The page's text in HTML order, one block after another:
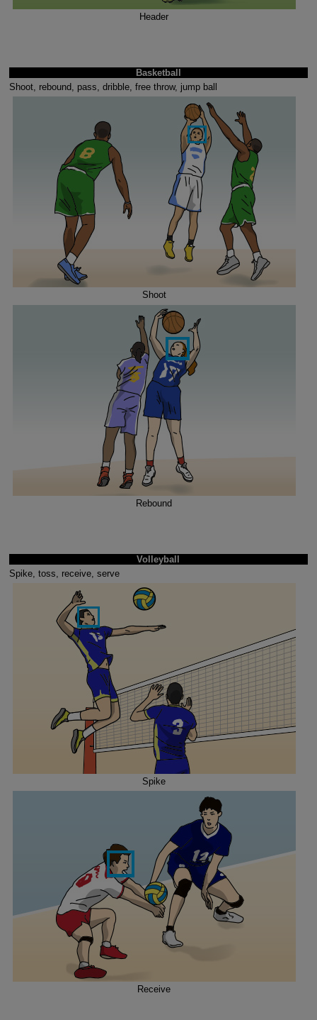
Header
Basketball
Shoot, rebound, pass, dribble, free throw, jump ball
Shoot
Rebound
Volleyball
Spike, toss, receive, serve
Spike
Receive